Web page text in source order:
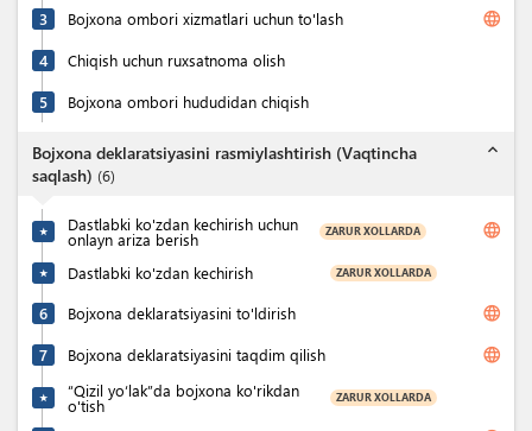
3
Bojxona ombori xizmatlari uchun to'lash language
4 Chiqish uchun ruxsatnoma olish
5 Bojxona ombori hududidan chiqish
Bojxona deklaratsiyasini rasmiylashtirish (Vaqtincha
saqlash) (6)
expand_less
★ Dastlabki ko'zdan kechirish uchun
onlayn ariza berish ZARUR XOLLARDA language
★ Dastlabki ko'zdan kechirish ZARUR XOLLARDA
6 Bojxona deklaratsiyasini to'ldirish language
7 Bojxona deklaratsiyasini taqdim qilish language
★ “Qizil yo‘lak”da bojxona ko'rikdan
o'tish ZARUR XOLLARDA